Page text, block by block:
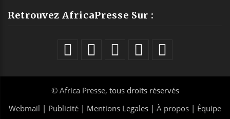
Retrouvez AfricaPresse Sur :
© Africa Presse, tous droits réservés
Webmail | Publicité | Mentions Legales | À propos | Équipe